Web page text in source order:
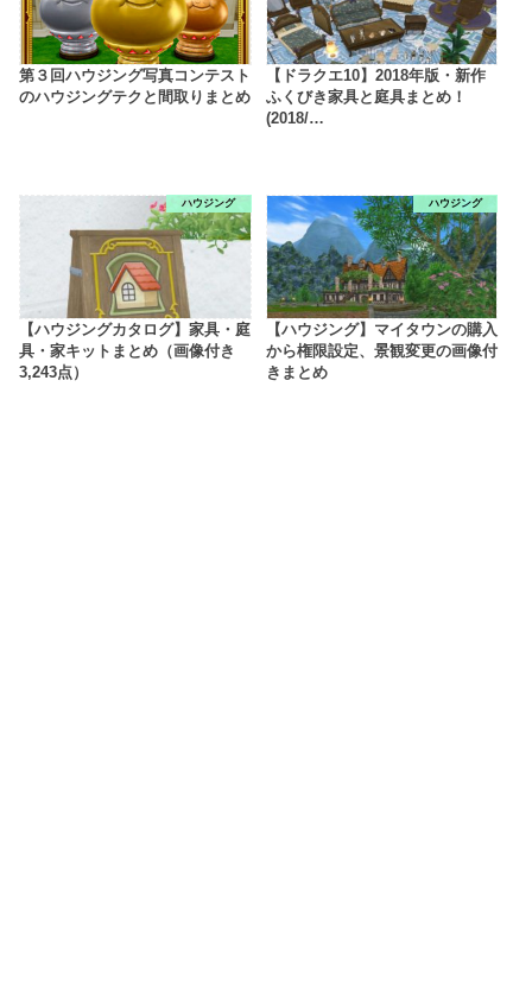
第３回ハウジング写真コンテスト
のハウジングテクと間取りまとめ
【ドラクエ10】2018年版・新作
ふくびき家具と庭具まとめ！
(2018/…
ハウジング
【ハウジングカタログ】家具・庭
具・家キットまとめ（画像付き
3,243点）
ハウジング
【ハウジング】マイタウンの購入
から権限設定、景観変更の画像付
きまとめ